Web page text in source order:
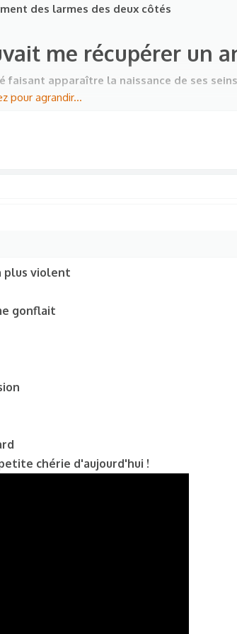
des larmes des deux côtés
me récupérer un
faisant apparaître la naissance de ses seins
, parce que depuis j'étais
pour agrandir...
plus violent
gonflait
chérie d'aujourd'hui !